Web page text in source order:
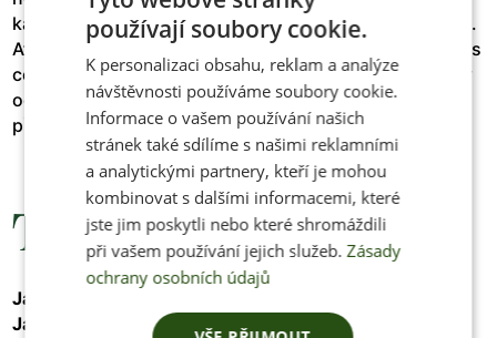
každá vaše noha denně nese v průměru o 1000kg více.
Ať už jste na cestě do práce, do přírody nebo do fitness
centra. S našimi botami budou vaše nohy osvobozeny
od zbytečné zátěže a každý krok bude pro vás lehký a
příjemný.
Tabulka velikostí
Jak správně změřit nohu:
Jak správně změřit nohu pro výrobu velikosti na
ENGLISH
používají soubory cookie.
K personalizaci obsahu, reklam a analýze
návštěvnosti používáme soubory cookie.
Informace o vašem používání našich
stránek také sdílíme s našimi reklamními
a analytickými partnery, kteří je mohou
kombinovat s dalšími informacemi, které
jste jim poskytli nebo které shromáždili
při vašem používání jejich služeb. Zásady
ochrany osobních údajů